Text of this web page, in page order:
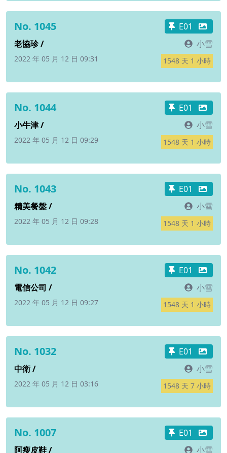
No. 1045
E01
老協珍 /
小雪
2022 年 05 月 12 日 09:31 1548 天 1 小時
No. 1044
E01
小牛津 /
小雪
2022 年 05 月 12 日 09:29 1548 天 1 小時
No. 1043
E01
精美餐盤 /
小雪
2022 年 05 月 12 日 09:28 1548 天 1 小時
No. 1042
E01
電信公司 /
小雪
2022 年 05 月 12 日 09:27 1548 天 1 小時
No. 1032
E01
中衛 /
小雪
2022 年 05 月 12 日 03:16 1548 天 7 小時
No. 1007
E01
阿瘦皮鞋 /
小雪